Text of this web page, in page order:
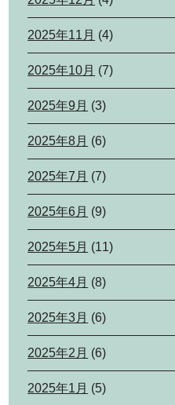
2025年11月 (4)
2025年10月 (7)
2025年9月 (3)
2025年8月 (6)
2025年7月 (7)
2025年6月 (9)
2025年5月 (11)
2025年4月 (8)
2025年3月 (6)
2025年2月 (6)
2025年1月 (5)